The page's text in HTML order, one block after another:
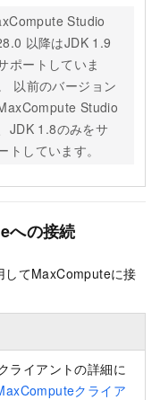
Studio
以降はJDK 1.9
ポートしていま
以前のバージョン
Studio
JDK 1.8のみをサ
トしています。
への接続
してMaxComputeに接
ライアントの詳細に
クライア